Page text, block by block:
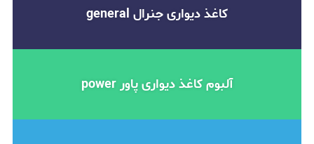
کاغذ دیواری جنرال general
آلبوم کاغذ دیواری پاور power